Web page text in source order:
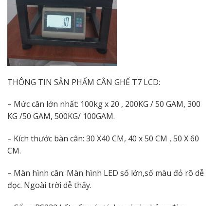
THÔNG TIN SẢN PHẨM CÂN GHẾ T7 LCD:
– Mức cân lớn nhất: 100kg x 20 , 200KG / 50 GAM, 300
KG /50 GAM, 500KG/ 100GAM.
– Kích thước bàn cân: 30 X40 CM, 40 x 50 CM , 50 X 60
CM.
– Màn hình cân: Màn hình LED số lớn,số màu đỏ rõ dễ
đọc. Ngoài trời dễ thấy.